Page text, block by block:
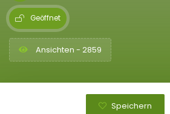
Geöffnet
Ansichten - 2859
Speichern